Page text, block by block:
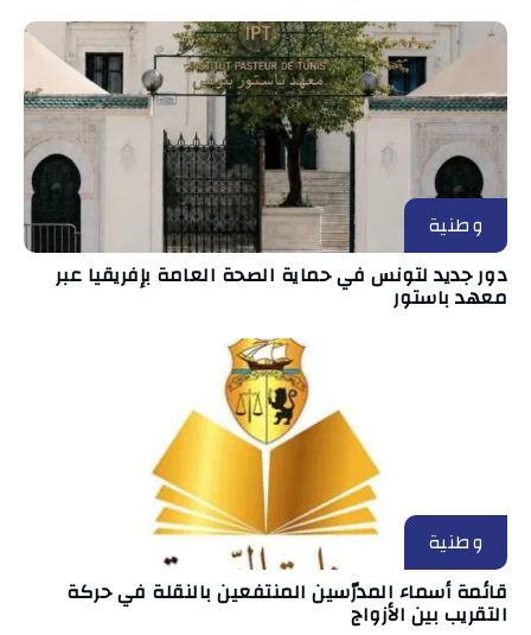
وطنية
دور جديد لتونس في حماية الصحة العامة بإفريقيا عبر
معهد باستور
وطنية
قائمة أسماء المدرّسين المنتفعين بالنقلة في حركة
التقريب بين الأزواج